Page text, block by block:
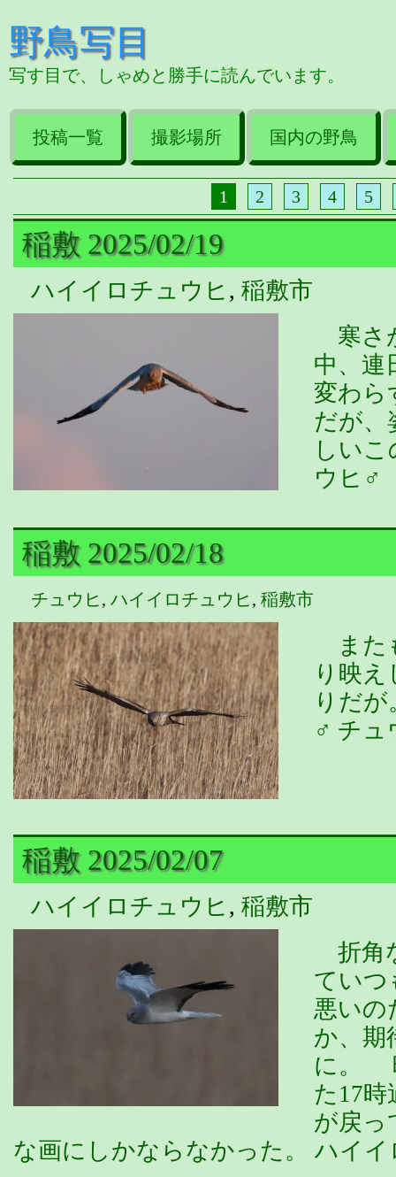
野鳥写目
写す目で、しゃめと勝手に読んでいます。
投稿一覧 撮影場所 国内の野鳥
1 2 3 4 5
稲敷 2025/02/19
ハイイロチュウヒ , 稲敷市
寒さ
中、
変わら
だが、
しい
ウヒ♂
稲敷 2025/02/18
チュウヒ , ハイイロチュウヒ , 稲敷市
また
り映
りだ
♂ チュ
稲敷 2025/02/07
ハイイロチュウヒ , 稲敷市
折角
てい
悪いの
か、期
に。
た17時
が戻
な画にしかならなかった。 ハイ